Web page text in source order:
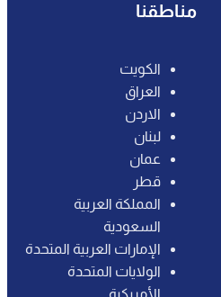
مناطقنا
الكويت
العراق
الاردن‎
لبنان
عمان
قطر
المملكة العربية
السعودية
الإمارات العربية المتحدة
الولايات المتحدة
الأمريكية